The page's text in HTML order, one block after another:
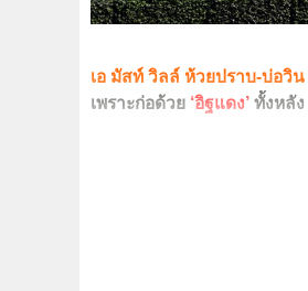
เอ มัสท์ วิลล์ ห้วยปราบ-บ่อวิน
เพราะก่อด้วย ‘อิฐแดง’ ทั้งหลัง